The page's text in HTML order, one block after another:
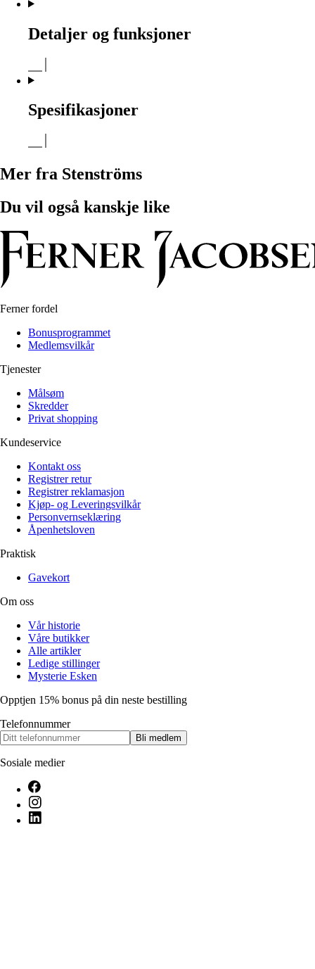
Detaljer og funksjoner
Spesifikasjoner
Mer fra Stenströms
Du vil også kanskje like
Ferner fordel
Bonusprogrammet
Medlemsvilkår
Tjenester
Målsøm
Skredder
Privat shopping
Kundeservice
Kontakt oss
Registrer retur
Registrer reklamasjon
Kjøp- og Leveringsvilkår
Personvernseklæring
Åpenhetsloven
Praktisk
Gavekort
Om oss
Vår historie
Våre butikker
Alle artikler
Ledige stillinger
Mysterie Esken
Opptjen 15% bonus på din neste bestilling
Telefonnummer
Bli medlem
Sosiale medier